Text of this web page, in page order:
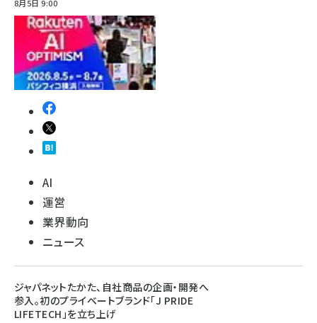
8月5日 9:00
AI
運営
業界動向
ニュース
ジャパネットたかた、自社商品の企画・開発へ
参入。初のプライベートブランド「J PRIDE
LIFETECH」を立ち上げ